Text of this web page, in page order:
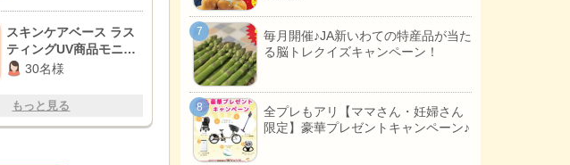
スキンケアベース ラス
ティングUV商品モニタ
ー 30名様
もっと見る
毎月開催♪JA新いわての特産品が当た
る脳トレクイズキャンペーン！
全プレもアリ【ママさん・妊婦さん
限定】豪華プレゼントキャンペーン♪